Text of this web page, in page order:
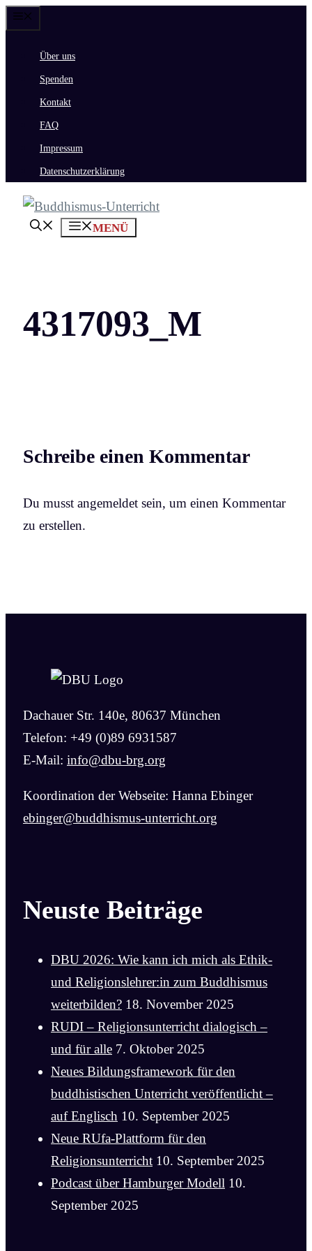
Zum
springenÜber uns
Spenden
Kontakt
FAQ
Impressum
Datenschutzerklärung
MENÜ
4317093_M
Schreibe einen Kommentar
Du musst angemeldet sein, um einen Kommentar
zu erstellen.
Dachauer Str. 140e, 80637 München
Telefon: +49 (0)89 6931587
E-Mail: info@dbu-brg.org
Koordination der Webseite: Hanna Ebinger
ebinger@buddhismus-unterricht.org
Neuste Beiträge
DBU 2026: Wie kann ich mich als Ethik-
und Religionslehrer:in zum Buddhismus
weiterbilden? 18. November 2025
RUDI – Religionsunterricht dialogisch –
und für alle 7. Oktober 2025
Neues Bildungsframework für den
buddhistischen Unterricht veröffentlicht –
auf Englisch 10. September 2025
Neue RUfa-Plattform für den
Religionsunterricht 10. September 2025
Podcast über Hamburger Modell 10.
September 2025